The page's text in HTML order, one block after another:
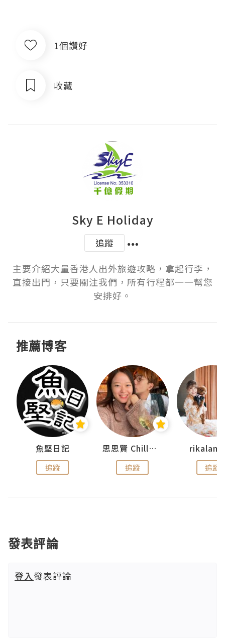
1個讚好
收藏
Sky E Holiday
追蹤
主要介紹大量香港人出外旅遊攻略，拿起行李，
直接出門，只要關注我們，所有行程都一一幫您
安排好。
推薦博客
魚堅日記
追蹤
思思賢 ChillMyBabe
追蹤 追蹤
發表評論
登入發表評論